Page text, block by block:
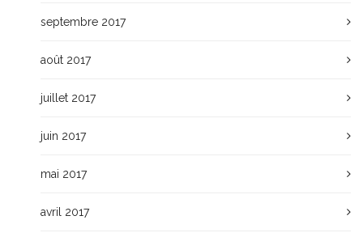
septembre 2017
août 2017
juillet 2017
juin 2017
mai 2017
avril 2017